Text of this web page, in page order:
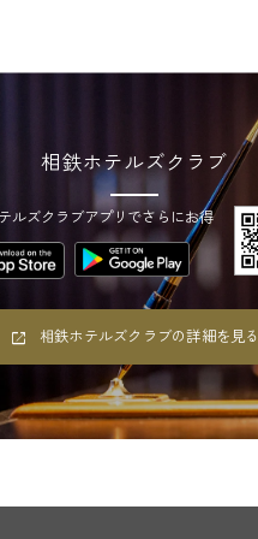
相鉄ホテルズクラブ
ルズクラブアプリでさらにお得
相鉄ホテルズクラブの詳細を見る